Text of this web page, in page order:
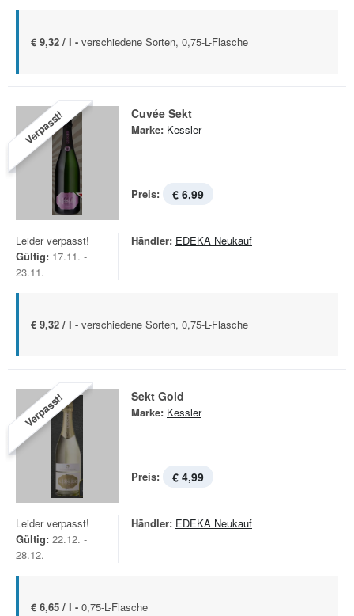
€ 9,32 / l - verschiedene Sorten, 0,75-L-Flasche
Verpasst! Cuvée Sekt
Marke: Kessler
Preis: € 6,99
Leider verpasst!
Gültig: 17.11. -
23.11.
Händler: EDEKA Neukauf
€ 9,32 / l - verschiedene Sorten, 0,75-L-Flasche
Verpasst! Sekt Gold
Marke: Kessler
Preis: € 4,99
Leider verpasst!
Gültig: 22.12. -
28.12.
Händler: EDEKA Neukauf
€ 6,65 / l - 0,75-L-Flasche